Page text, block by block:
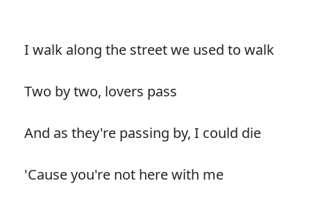
I walk along the street we used to walk
Two by two, lovers pass
And as they're passing by, I could die
'Cause you're not here with me